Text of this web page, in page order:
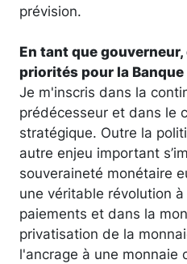
prévision.
En tant que
priorités pour la Banque
Je m'inscris dans la
prédécesseur et dans le
stratégique. Outre la
autre enjeu important
souveraineté monétaire
une véritable révolution
paiements et dans la
privatisation de la
l'ancrage à une monnaie